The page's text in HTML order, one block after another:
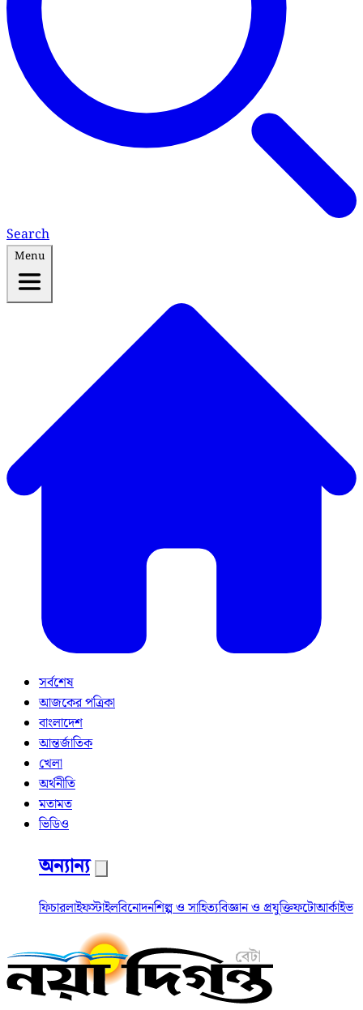
Search
Menu
সর্বশেষ
আজকের পত্রিকা
বাংলাদেশ
আন্তর্জাতিক
খেলা
অর্থনীতি
মতামত
ভিডিও
অন্যান্য
ফিচারলাইফস্টাইলবিনোদনশিল্প ও সাহিত্যবিজ্ঞান ও প্রযুক্তিফটোআর্কাইভ